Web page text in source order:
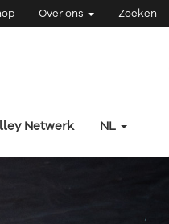
Over ons Zoeken
Netwerk NL